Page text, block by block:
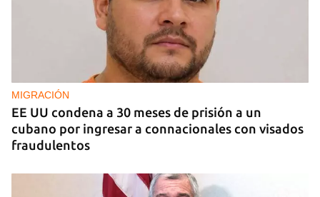
EE UU duplica sus ventas de combustible al
sector privado cubano
MIGRACIÓN
EE UU condena a 30 meses de prisión a un
cubano por ingresar a connacionales con visados
fraudulentos